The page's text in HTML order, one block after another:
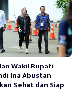
Wakil Bupati
Ina Abustan
Sehat dan Siap